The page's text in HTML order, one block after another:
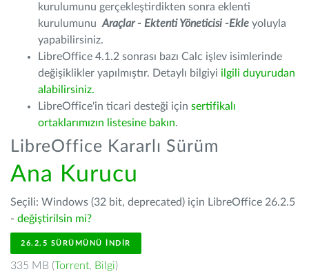
kurulumunu gerçekleştirdikten sonra eklenti
kurulumunu Araçlar - Ektenti Yöneticisi -Ekle yoluyla
yapabilirsiniz.
LibreOffice 4.1.2 sonrası bazı Calc işlev isimlerinde
değişiklikler yapılmıştır. Detaylı bilgiyi ilgili duyurudan
alabilirsiniz.
LibreOffice'in ticari desteği için sertifikalı
ortaklarımızın listesine bakın.
LibreOffice Kararlı Sürüm
Ana Kurucu
Seçili: Windows (32 bit, deprecated) için LibreOffice 26.2.5
- değiştirilsin mi?
26.2.5 SÜRÜMÜNÜ İNDIR
335 MB (Torrent, Bilgi)